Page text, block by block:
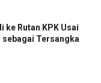
ke Rutan KPK Usai
sebagai Tersangka